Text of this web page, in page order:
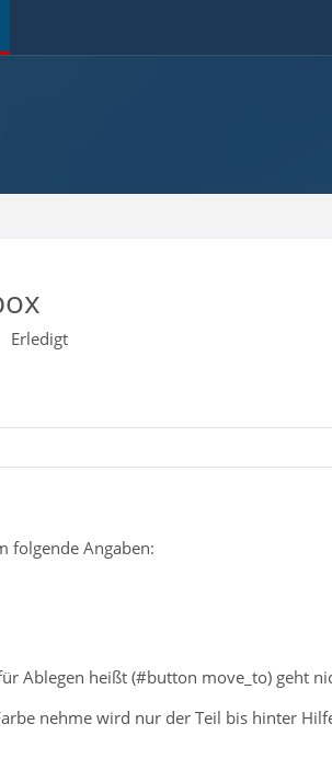
Erledigt
folgende Angaben:
Ablegen heißt (#button move_to) geht
nehme wird nur der Teil bis hinter